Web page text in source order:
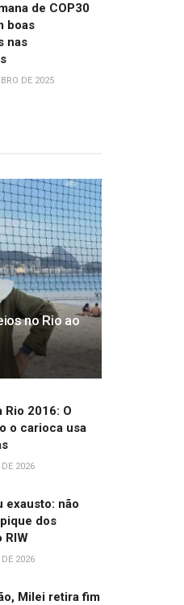
de COP30
boas
nas
DE 2025
no Rio ao
Rio 2016: O
o carioca usa
2026
exausto: não
dos
RIW
2026
Milei retira fim